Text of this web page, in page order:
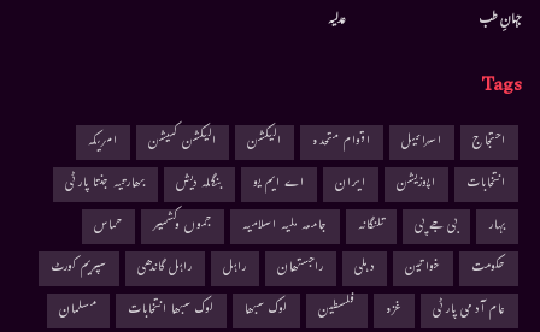
جہانِ طب
عدلیہ
Tags
احتجاج اسرائیل اقوام متحدہ الیکشن الیکشن کمیشن
امریکہ
انتخابات
اپوزیشن ایران اے ایم یو بنگلہ دیش
بھارتیہ جنتا پارٹی
بہار
بی جے پی تلنگانہ جامعہ ملیہ اسلامیہ جموں وکشمیر
حماس
حکومت
خواتین دہلی راجستھان راہل راہل گاندھی
سپریم کورٹ
عام آدمی پارٹی
غزہ فلسطین لوک سبھا لوک سبھا انتخابات مسلمان